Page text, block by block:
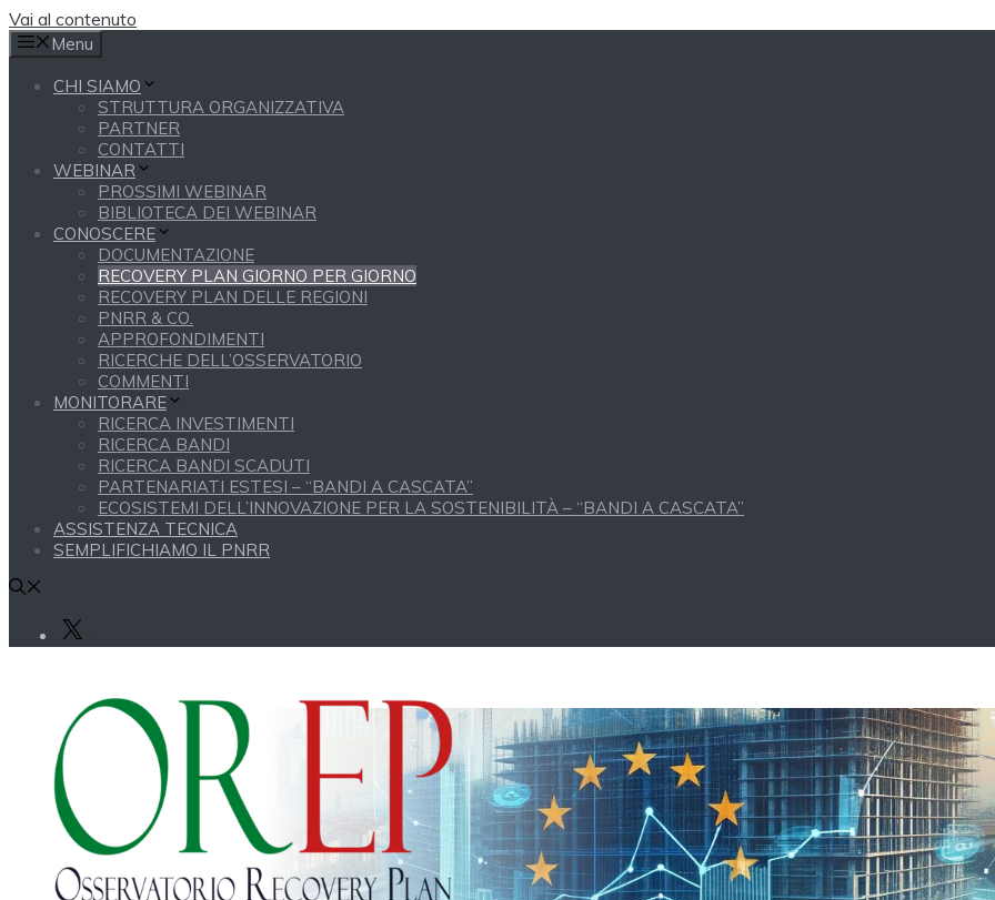
Vai al contenuto
Menu
CHI SIAMO
STRUTTURA ORGANIZZATIVA
PARTNER
CONTATTI
WEBINAR
PROSSIMI WEBINAR
BIBLIOTECA DEI WEBINAR
CONOSCERE
DOCUMENTAZIONE
RECOVERY PLAN GIORNO PER GIORNO
RECOVERY PLAN DELLE REGIONI
PNRR & CO.
APPROFONDIMENTI
RICERCHE DELL’OSSERVATORIO
COMMENTI
MONITORARE
RICERCA INVESTIMENTI
RICERCA BANDI
RICERCA BANDI SCADUTI
PARTENARIATI ESTESI – “BANDI A CASCATA”
ECOSISTEMI DELL’INNOVAZIONE PER LA SOSTENIBILITÀ – “BANDI A CASCATA”
ASSISTENZA TECNICA
SEMPLIFICHIAMO IL PNRR